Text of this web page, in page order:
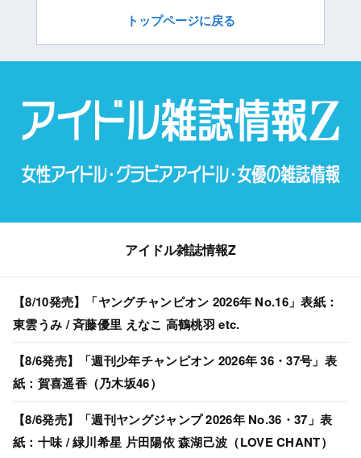
トップページに戻る
アイドル雑誌情報Z
【8/10発売】「ヤングチャンピオン 2026年 No.16」表紙：
東雲うみ / 斉藤優里 えなこ 高鶴桃羽 etc.
【8/6発売】「週刊少年チャンピオン 2026年 36・37号」表
紙：賀喜遥香（乃木坂46）
【8/6発売】「週刊ヤングジャンプ 2026年 No.36・37」表
紙：十味 / 緑川希星 片田陽依 森湖己波（LOVE CHANT）